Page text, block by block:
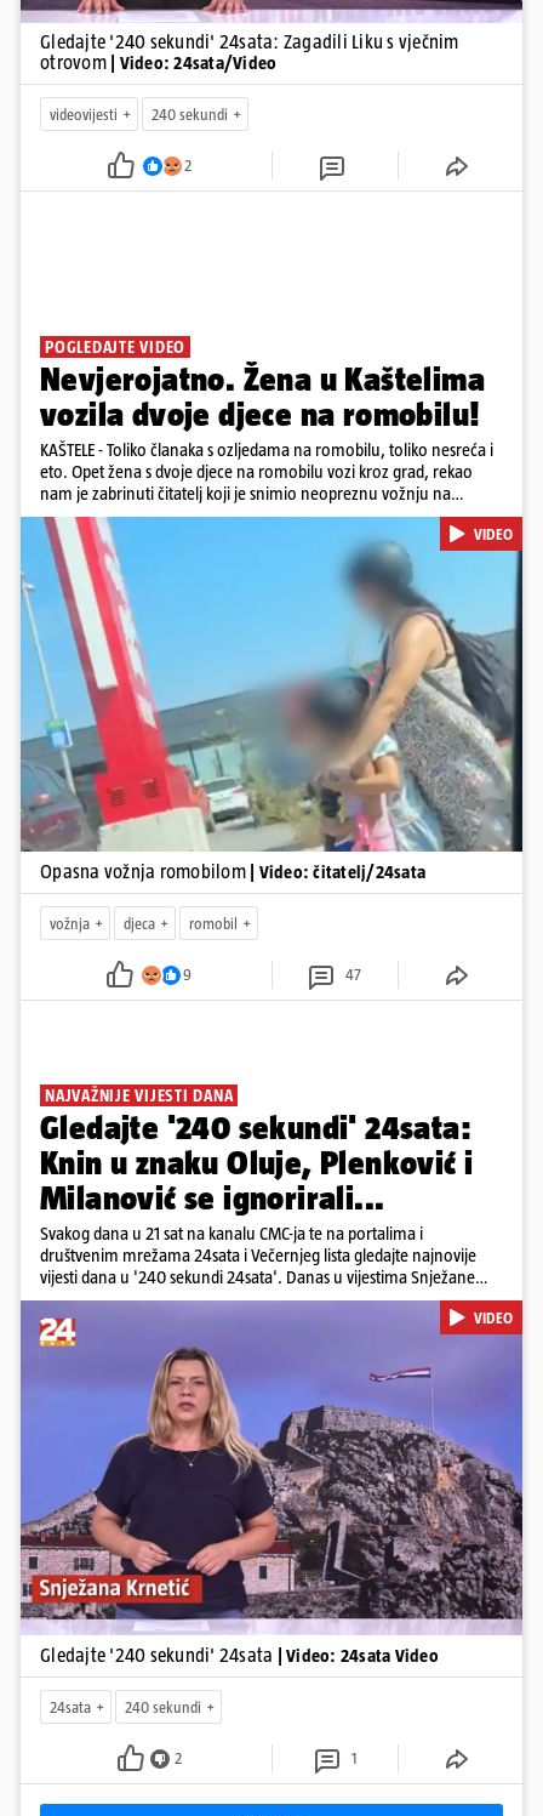
Gledajte '240 sekundi' 24sata: Zagadili Liku s vječnim
otrovom
| Video: 24sata/Video
videovijesti 240 sekundi
2
POGLEDAJTE VIDEO
Nevjerojatno. Žena u Kaštelima
vozila dvoje djece na romobilu!
KAŠTELE - Toliko članaka s ozljedama na romobilu, toliko nesreća i
eto. Opet žena s dvoje djece na romobilu vozi kroz grad, rekao
nam je zabrinuti čitatelj koji je snimio neopreznu vožnju na
romobilu u četvrtak prijepodne kroz Kaštele. Podsjetimo, mjesec i
pol od smrti dječaka (14) u Metkoviću, pad s električnog romobila
odnio je još jedan mladi život. Unatoč naporima liječnika KBC-a
Zagreb, u ponedjeljak maloljetnik je podlegao ozljedama
zadobivenima u padu s romobila.
Pokretanje videa...
VIDEO
Opasna vožnja romobilom | Video: čitatelj/24sata
vožnja djeca romobil
9 47
NAJVAŽNIJE VIJESTI DANA
Gledajte '240 sekundi' 24sata:
Knin u znaku Oluje, Plenković i
Milanović se ignorirali...
Svakog dana u 21 sat na kanalu CMC-ja te na portalima i
društvenim mrežama 24sata i Večernjeg lista gledajte najnovije
vijesti dana u '240 sekundi 24sata'. Danas u vijestima Snježane
Krnetić: Hrvatska je obilježila 31. obljetnicu Oluje, a pažnju je
privuklo ignoriranje predsjednika Zorana Milanovića i premijera
Andreja Plenkovića u Kninu. Donosimo i detalje o većim
braniteljskim mirovinama, apelu obitelji Hrvata u komi u Irskoj,
upozorenjima nakon nove tragedije na električnom romobilu te
smanjenju proizvodnje u nuklearnoj elektrani Krško.
Pokretanje videa...
VIDEO
Gledajte '240 sekundi' 24sata | Video: 24sata Video
24sata 240 sekundi
2 1